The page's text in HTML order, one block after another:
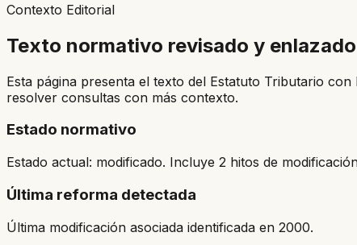
Contexto Editorial
Texto normativo revisado y enlazado
Esta página presenta el texto del Estatuto Tributario
resolver consultas con más contexto.
Estado normativo
Estado actual: modificado. Incluye 2 hitos de
Última reforma detectada
Última modificación asociada identificada en 2000.